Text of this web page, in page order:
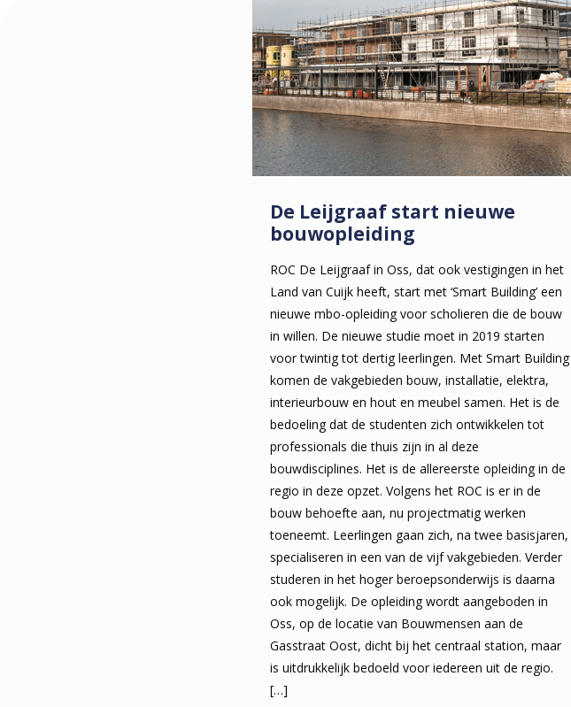
De Leijgraaf start nieuwe
bouwopleiding
ROC De Leijgraaf in Oss, dat ook vestigingen in het
Land van Cuijk heeft, start met ‘Smart Building’ een
nieuwe mbo-opleiding voor scholieren die de bouw
in willen. De nieuwe studie moet in 2019 starten
voor twintig tot dertig leerlingen. Met Smart Building
komen de vakgebieden bouw, installatie, elektra,
interieurbouw en hout en meubel samen. Het is de
bedoeling dat de studenten zich ontwikkelen tot
professionals die thuis zijn in al deze
bouwdisciplines. Het is de allereerste opleiding in de
regio in deze opzet. Volgens het ROC is er in de
bouw behoefte aan, nu projectmatig werken
toeneemt. Leerlingen gaan zich, na twee basisjaren,
specialiseren in een van de vijf vakgebieden. Verder
studeren in het hoger beroepsonderwijs is daarna
ook mogelijk. De opleiding wordt aangeboden in
Oss, op de locatie van Bouwmensen aan de
Gasstraat Oost, dicht bij het centraal station, maar
is uitdrukkelijk bedoeld voor iedereen uit de regio.
[…]